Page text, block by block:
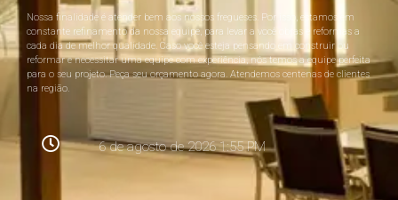
Nossa finalidade é atender bem aos nossos fregueses. Por isso, estamos em
constante refinamento da nossa equipe, para levar a você obras e reformas a
cada dia de melhor qualidade. Caso você esteja pensando em construir ou
reformar e necessitar uma equipe com experiência, nós temos a equipe perfeita
para o seu projeto. Peça seu orçamento agora. Atendemos centenas de clientes
na região.
6 de agosto de 2026 1:55 PM